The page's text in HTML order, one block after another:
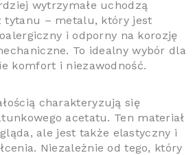
wytrzymałe uchodzą
tytanu – metalu, który jest
i odporny na korozję
To idealny wybór dla
komfort i niezawodność.
charakteryzują się
acetatu. Ten materiał
ale jest także elastyczny i
Niezależnie od tego, który